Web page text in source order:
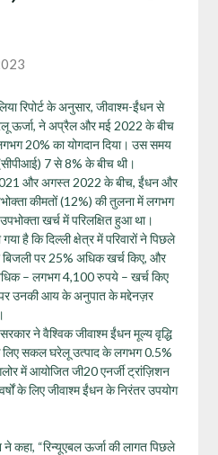
रिपोर्ट के अनुसार, जीवाश्म-ईंधन से
ऊर्जा, ने अप्रैल और मई 2022 के बीच
लगभग 20% का योगदान दिया। उस समय
(सीपीआई) 7 से 8% के बीच थी।
2021 और अगस्त 2022 के बीच, ईंधन और
कीमतों (12%) की तुलना में लगभग
खर्च में परिलक्षित हुआ था।
है कि दिल्ली क्षेत्र में परिवारों ने पिछले
पर 25% अधिक खर्च किए, और
– लगभग 4,100 रुपये – खर्च किए
पर उनकी आय के अनुपात के मद्देनज़र
ने वैश्विक जीवाश्म ईंधन मूल्य वृद्धि
लिए सकल घरेलू उत्पाद के लगभग 0.5%
में आयोजित जी20 एनर्जी ट्रांज़िशन
के लिए जीवाश्म ईंधन के निरंतर उपयोग
कहा, “रिन्यूएबल ऊर्जा की लागत पिछले